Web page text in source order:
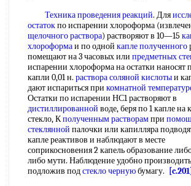
Техника проведения реакций. Для
остатокпо испарении хлороформа
щелочного раствора) растворяют в 10—15
хлороформаи по одной капле полученного
помещают на 3 часовых или предметных
испарении хлороформа на остатки наносят
капли 0,01 н. раствора соляной кислотыи
дают испариться при комнатной
Остатки по испарении НС1 растворяют в
дистиллированной воде, беря по 1 капле на
стекло, Кполученным растворампри
стеклянной палочки или капилляра
капле реактивов и наблюдают в месте
соприкосновения 2 капель образование
либо мути. Наблюдение удобно
подложив подстекло чернуюбумагу.
[c.201]